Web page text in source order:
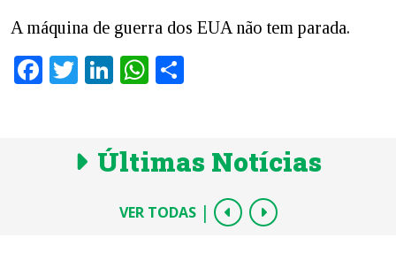
A máquina de guerra dos EUA não tem parada.
Facebook
TwitterLinkedInWhatsApp
Últimas Notícias
VER TODAS |